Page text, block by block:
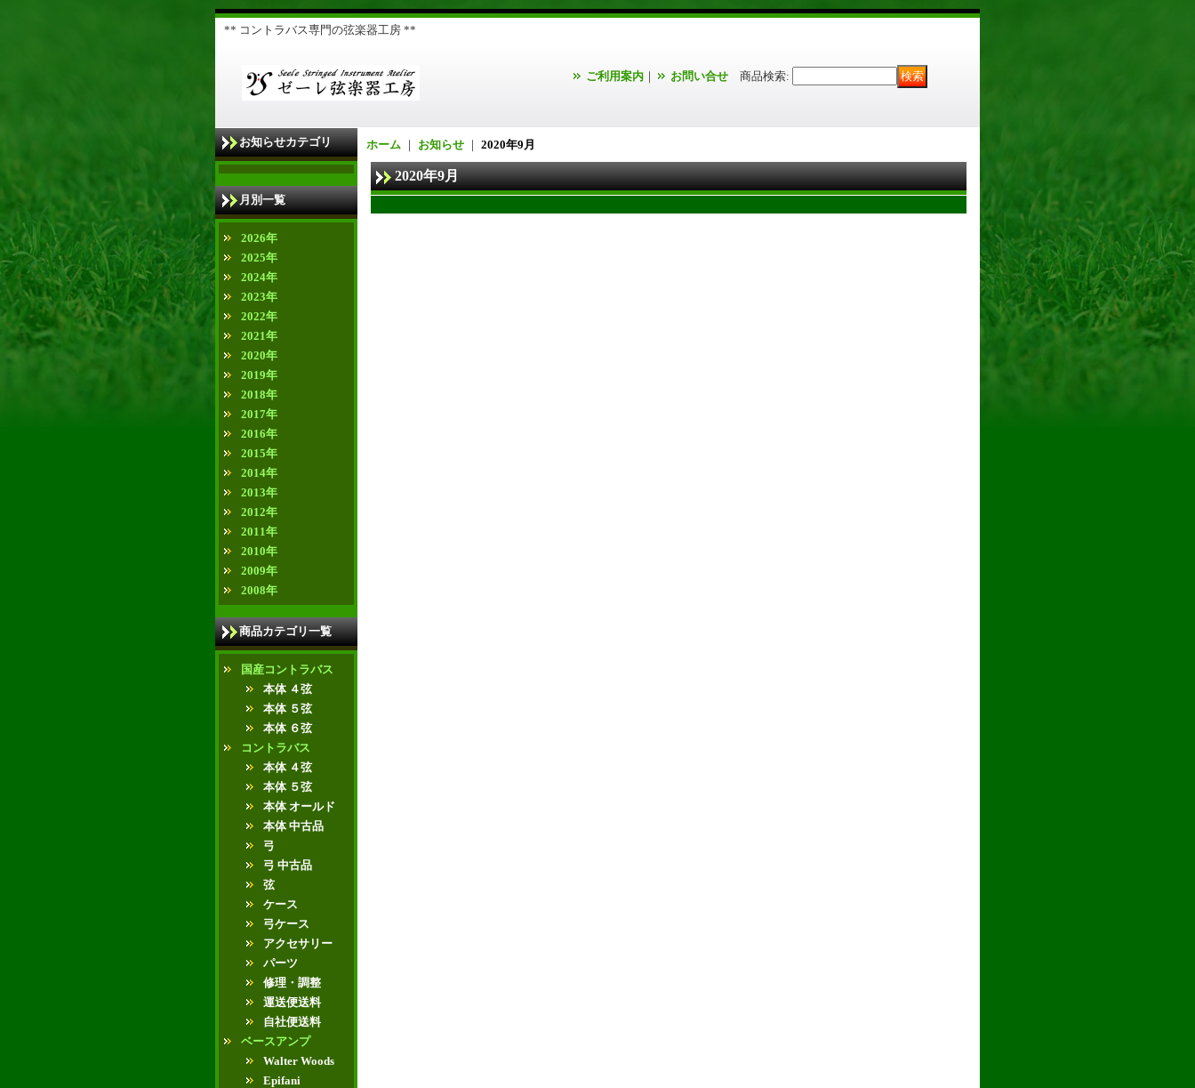
** コントラバス専門の弦楽器工房 **
ご利用案内 ｜ お問い合せ 商品検索:
お知らせカテゴリ
月別一覧
2026年
2025年
2024年
2023年
2022年
2021年
2020年
2019年
2018年
2017年
2016年
2015年
2014年
2013年
2012年
2011年
2010年
2009年
2008年
商品カテゴリ一覧
国産コントラバス
本体 ４弦
本体 ５弦
本体 ６弦
コントラバス
本体 ４弦
本体 ５弦
本体 オールド
本体 中古品
弓
弓 中古品
弦
ケース
弓ケース
アクセサリー
パーツ
修理・調整
運送便送料
自社便送料
ベースアンプ
Walter Woods
Epifani
ホーム ｜ お知らせ ｜ 2020年9月
2020年9月